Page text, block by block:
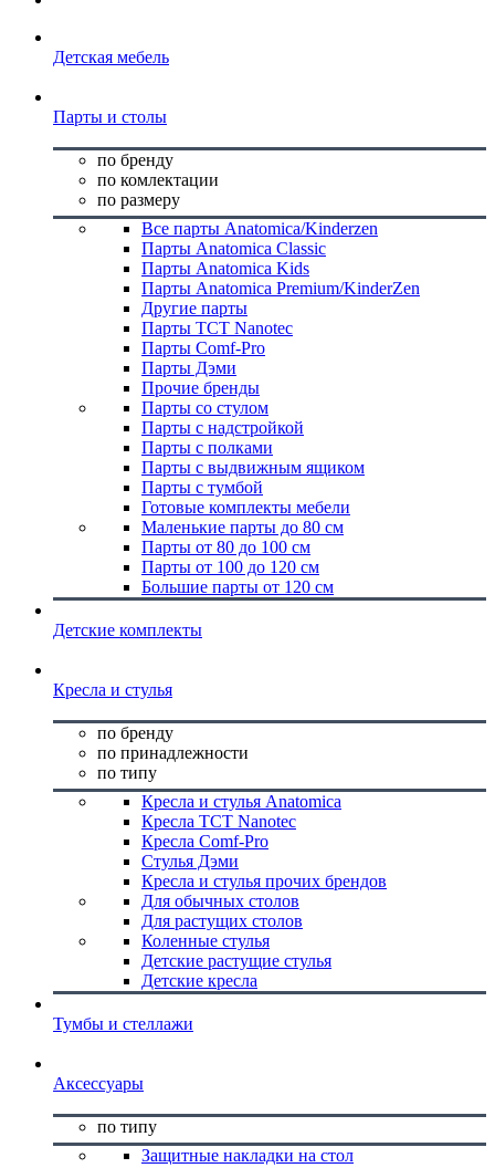
Детская мебель
Парты и столы
по бренду
по комлектации
по размеру
Все парты Anatomica/Kinderzen
Парты Anatomica Classic
Парты Anatomica Kids
Парты Anatomica Premium/KinderZen
Другие парты
Парты TCT Nanotec
Парты Comf-Pro
Парты Дэми
Прочие бренды
Парты со стулом
Парты с надстройкой
Парты с полками
Парты с выдвижным ящиком
Парты с тумбой
Готовые комплекты мебели
Маленькие парты до 80 см
Парты от 80 до 100 см
Парты от 100 до 120 см
Большие парты от 120 см
Детские комплекты
Кресла и стулья
по бренду
по принадлежности
по типу
Кресла и стулья Anatomica
Кресла TCT Nanotec
Кресла Comf-Pro
Стулья Дэми
Кресла и стулья прочих брендов
Для обычных столов
Для растущих столов
Коленные стулья
Детские растущие стулья
Детские кресла
Тумбы и стеллажи
Аксессуары
по типу
Защитные накладки на стол